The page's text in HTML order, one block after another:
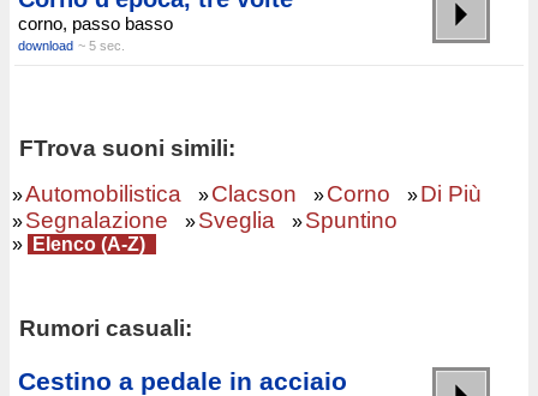
corno, passo basso
download ~ 5 sec.
FTrova suoni simili:
»Automobilistica »Clacson »Corno »Di Più
»Segnalazione »Sveglia »Spuntino
» Elenco (A-Z)
Rumori casuali:
Cestino a pedale in acciaio